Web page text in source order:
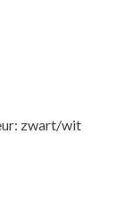
zwart/wit